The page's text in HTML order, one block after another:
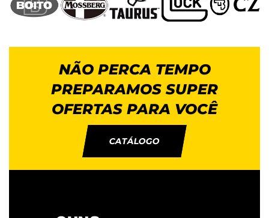
NÃO PERCA TEMPO
PREPARAMOS SUPER
OFERTAS PARA VOCÊ
CATÁLOGO